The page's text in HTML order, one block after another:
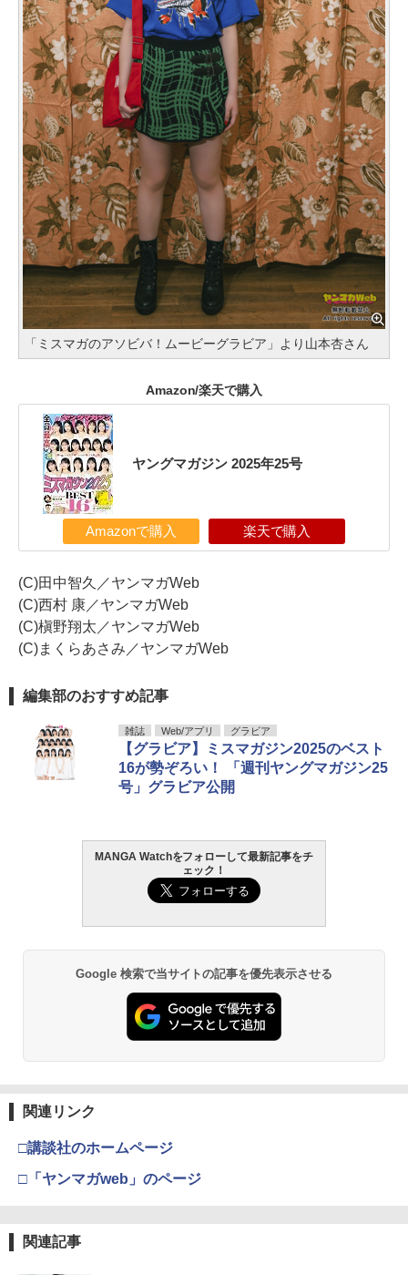
「ミスマガのアソビバ！ムービーグラビア」より山本杏さん
Amazon/楽天で購入
ヤングマガジン 2025年25号
Amazonで購入 楽天で購入
(C)田中智久／ヤンマガWeb
(C)西村 康／ヤンマガWeb
(C)槇野翔太／ヤンマガWeb
(C)まくらあさみ／ヤンマガWeb
編集部のおすすめ記事
雑誌 Web/アプリ グラビア
【グラビア】ミスマガジン2025のベスト
16が勢ぞろい！ 「週刊ヤングマガジン25
号」グラビア公開
MANGA Watchをフォローして最新記事をチ
ェック！
Google 検索で当サイトの記事を優先表示させる
関連リンク
□講談社のホームページ
□「ヤンマガweb」のページ
関連記事